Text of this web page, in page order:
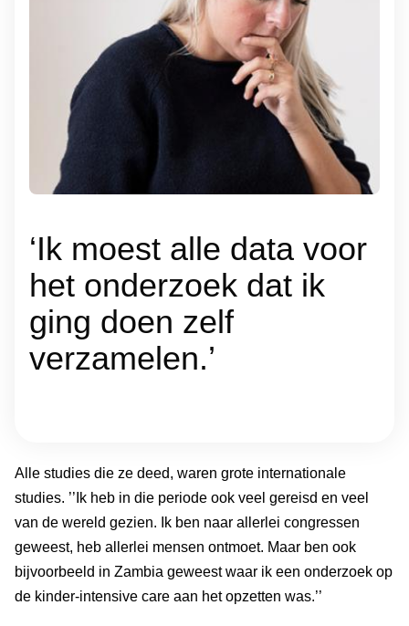
‘Ik moest alle data voor
het onderzoek dat ik
ging doen zelf
verzamelen.’
Alle studies die ze deed, waren grote internationale
studies. ’’Ik heb in die periode ook veel gereisd en veel
van de wereld gezien. Ik ben naar allerlei congressen
geweest, heb allerlei mensen ontmoet. Maar ben ook
bijvoorbeeld in Zambia geweest waar ik een onderzoek op
de kinder-intensive care aan het opzetten was.’’